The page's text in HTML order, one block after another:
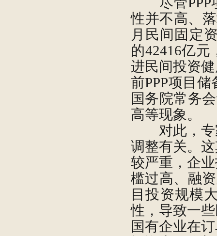
性并不高、
月民间固定
的42416亿
进民间投资
前PPP项目
国务院常务
高等现象。
对此，专
调整有关。
较严重，企
槛过高、融
目投资规模
性，导致一
国有企业在